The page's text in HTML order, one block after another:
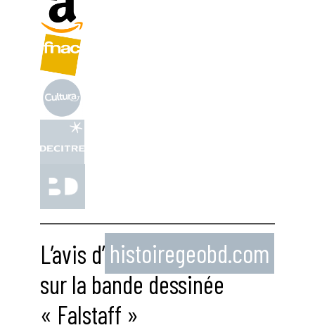
L’avis d’ histoiregeobd.com
sur la bande dessinée
« Falstaff »